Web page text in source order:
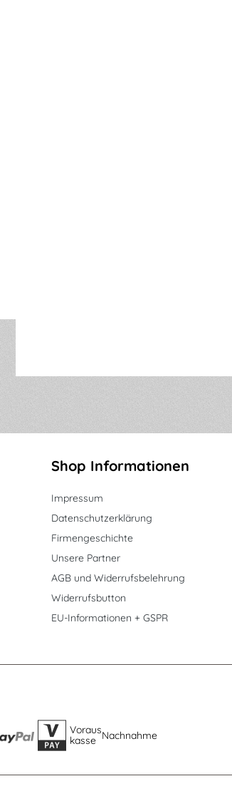
Shop Informationen
Impressum
Datenschutzerklärung
Firmengeschichte
Unsere Partner
AGB und Widerrufsbelehrung
Widerrufsbutton
EU-Informationen + GSPR
Voraus
kasse Nachnahme